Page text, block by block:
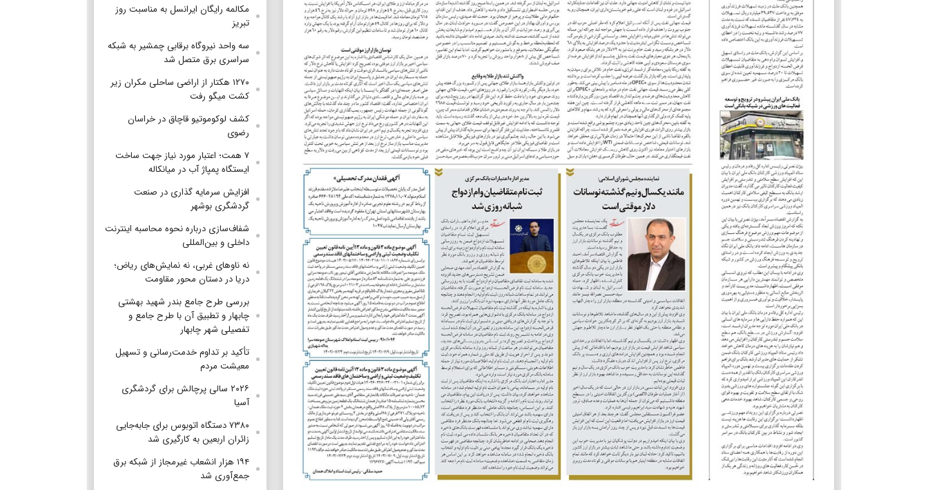
مکالمه رایگان ایرانسل به مناسبت روز
تبریز
سه واحد نیروگاه برقابی چمشیر به شبکه
سراسری برق متصل شد
۱۲۷۰ هکتار از اراضی ساحلی مکران زیر
کشت میگو رفت
کشف لوکوموتیو قاچاق در خراسان
رضوی
۷ همت؛ اعتبار مورد نیاز جهت ساخت
ایستگاه پمپاژ آب در میانکاله
افزایش سرمایه گذاری در صنعت
گردشگری بوشهر
شفاف‌سازی درباره نحوه محاسبه اینترنت
داخلی و بین‌المللی
نه ناوهای غربی، نه نمایش‌های ریاض؛
دریا در دستان محور مقاومت
بررسی طرح جامع بندر شهید بهشتی
چابهار و تطبیق آن با طرح جامع و
تفصیلی شهر چابهار
تأکید بر تداوم خدمت‌رسانی و تسهیل
معیشت مردم
۲۰۲۶ سالی پرچالش برای گردشگری
آسیا
۷۳۸۰ دستگاه اتوبوس برای جابه‌جایی
زائران اربعین به‌ کارگیری شد
۱۹۴ هزار انشعاب غیرمجاز از شبکه برق
جمع‌آوری شد